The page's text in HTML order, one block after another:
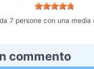
7 persone con una media
commento